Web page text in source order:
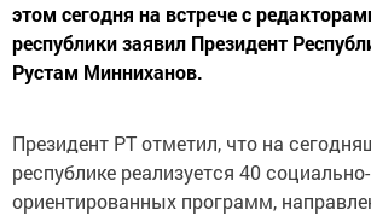
этом сегодня на встрече с
республики заявил Президент
Рустам Минниханов.
Президент РТ отметил, что на
республике реализуется 40 социально-
ориентированных программ,